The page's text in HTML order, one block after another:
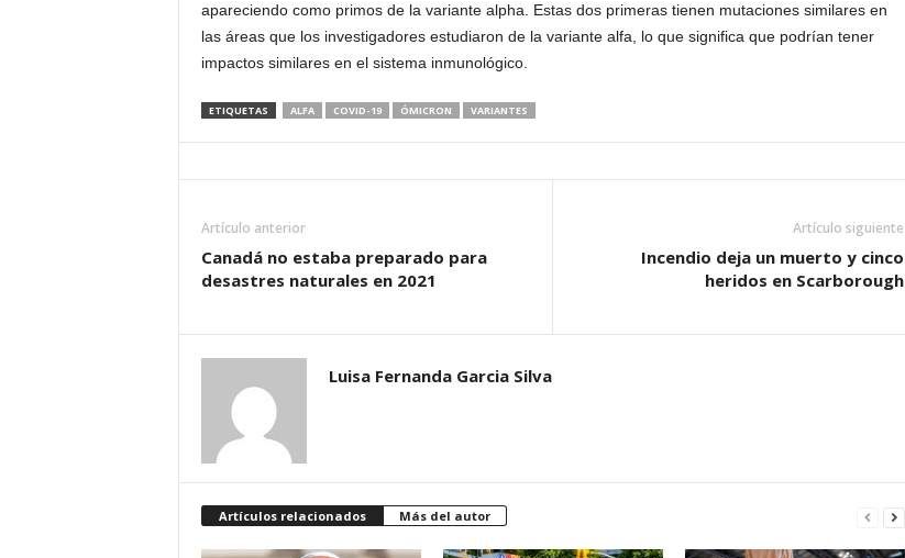
apareciendo como primos de la variante alpha. Estas dos primeras tienen mutaciones similares en
las áreas que los investigadores estudiaron de la variante alfa, lo que significa que podrían tener
impactos similares en el sistema inmunológico.
ETIQUETAS ALFA COVID-19 ÓMICRON VARIANTES
Artículo anterior
Canadá no estaba preparado para
desastres naturales en 2021
Artículo siguiente
Incendio deja un muerto y cinco
heridos en Scarborough
Luisa Fernanda Garcia Silva
Artículos relacionados Más del autor